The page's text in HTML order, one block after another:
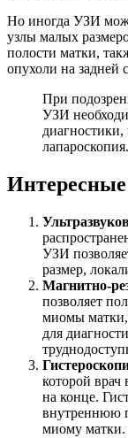
Но иногда УЗИ
узлы малых
полости матки,
опухоли на задней
При
УЗИ
лапароскопия.
УЗИ
размер,
Магнитно-
позволяет
миомы
для
которой врач
на конце.
внутреннюю
миому матки.